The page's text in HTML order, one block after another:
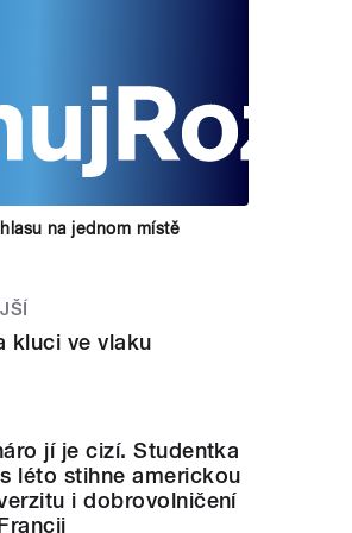
na jednom místě
kluci ve vlaku
jí je cizí. Studentka
léto stihne americkou
i dobrovolničení